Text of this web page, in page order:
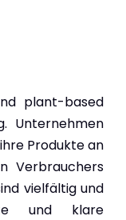
plant-based
Unternehmen
Produkte an
Verbrauchers
vielfältig und
und klare